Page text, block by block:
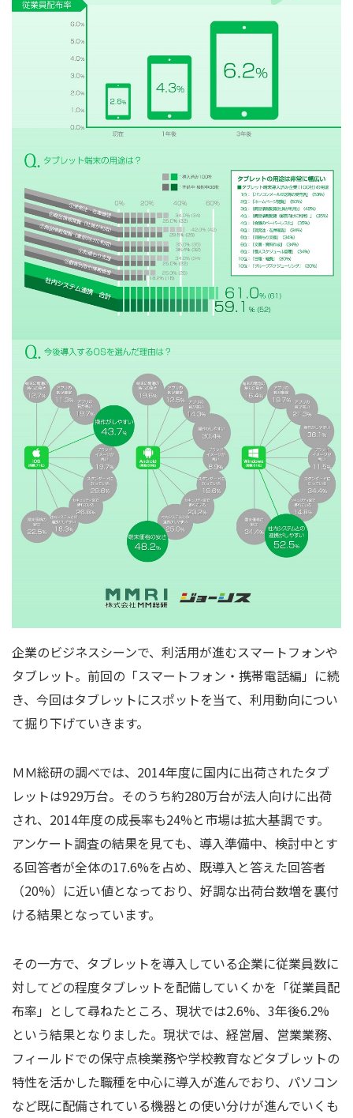
企業のビジネスシーンで、利活用が進むスマートフォンや
タブレット。前回の「スマートフォン・携帯電話編」に続
き、今回はタブレットにスポットを当て、利用動向につい
て掘り下げていきます。
ＭＭ総研の調べでは、2014年度に国内に出荷されたタブ
レットは929万台。そのうち約280万台が法人向けに出荷
され、2014年度の成長率も24%と市場は拡大基調です。
アンケート調査の結果を見ても、導入準備中、検討中とす
る回答者が全体の17.6%を占め、既導入と答えた回答者
（20%）に近い値となっており、好調な出荷台数増を裏付
ける結果となっています。
その一方で、タブレットを導入している企業に従業員数に
対してどの程度タブレットを配備していくかを「従業員配
布率」として尋ねたところ、現状では2.6%、3年後6.2%
という結果となりました。現状では、経営層、営業業務、
フィールドでの保守点検業務や学校教育などタブレットの
特性を活かした職種を中心に導入が進んでおり、パソコン
など既に配備されている機器との使い分けが進んでいくも